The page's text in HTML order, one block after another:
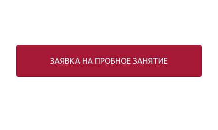
ЗАЯВКА НА ПРОБНОЕ ЗАНЯТИЕ